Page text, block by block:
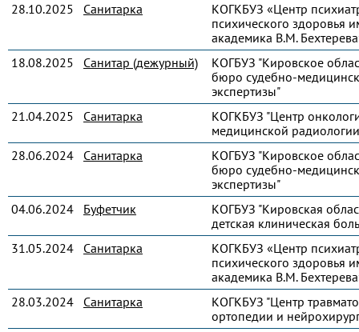
28.10.2025 Санитарка
КОГКБУЗ «Центр
психического здоровья
академика В.М.
18.08.2025
Санитар (дежурный)
КОГБУЗ "Кировское
бюро судебно-
экспертизы"
21.04.2025
Санитарка
КОГКБУЗ "Центр
медицинской
28.06.2024
Санитарка
КОГБУЗ "Кировское
бюро судебно-
экспертизы"
04.06.2024
Буфетчик
КОГБУЗ "Кировская
детская клиническая
31.05.2024
Санитарка
КОГКБУЗ «Центр
психического здоровья
академика В.М.
28.03.2024
Санитарка
КОГКБУЗ "Центр
ортопедии и